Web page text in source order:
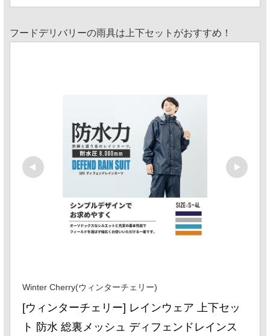
フードデリバリーの雨具は上下セットがおすすめ！
Winter Cherry(ウィンターチェリー)
[ウィンターチェリー] レインウェア 上下セッ
ト 防水 総裏メッシュ ディフェンドレインス